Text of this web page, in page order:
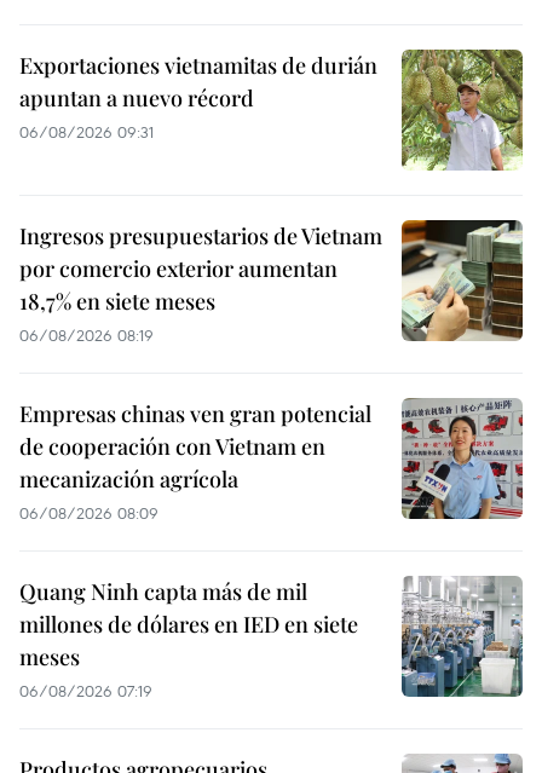
Exportaciones vietnamitas de durián
apuntan a nuevo récord
06/08/2026 09:31
Ingresos presupuestarios de Vietnam
por comercio exterior aumentan
18,7% en siete meses
06/08/2026 08:19
Empresas chinas ven gran potencial
de cooperación con Vietnam en
mecanización agrícola
06/08/2026 08:09
Quang Ninh capta más de mil
millones de dólares en IED en siete
meses
06/08/2026 07:19